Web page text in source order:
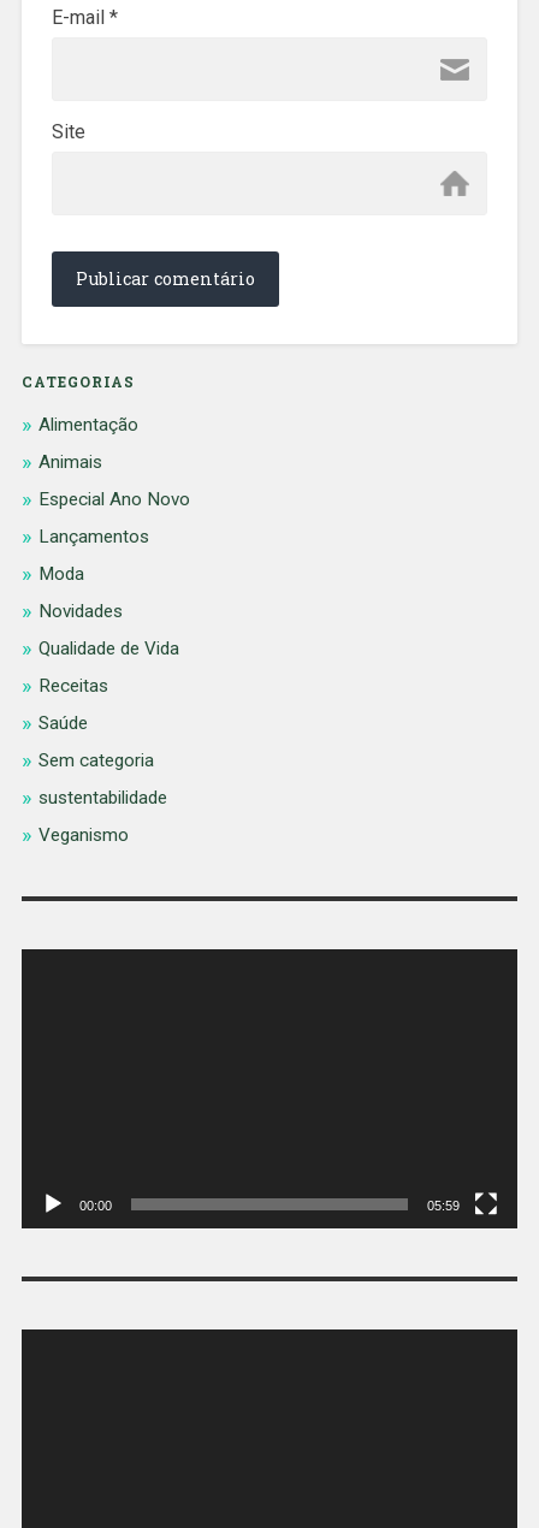
E-mail *
Site
CATEGORIAS
Alimentação
Animais
Especial Ano Novo
Lançamentos
Moda
Novidades
Qualidade de Vida
Receitas
Saúde
Sem categoria
sustentabilidade
Veganismo
00:00 05:59